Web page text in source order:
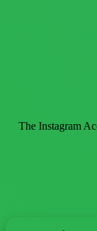
The Instagram